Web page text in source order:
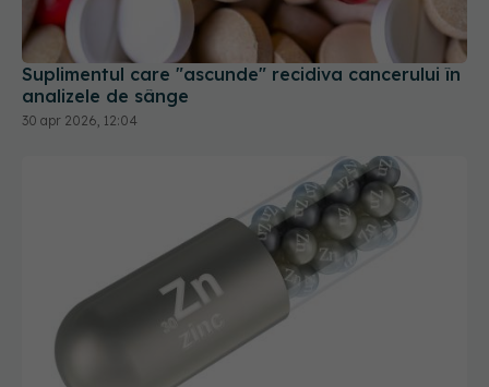
Suplimentul care "ascunde" recidiva cancerului în
analizele de sânge
30 apr 2026, 12:04